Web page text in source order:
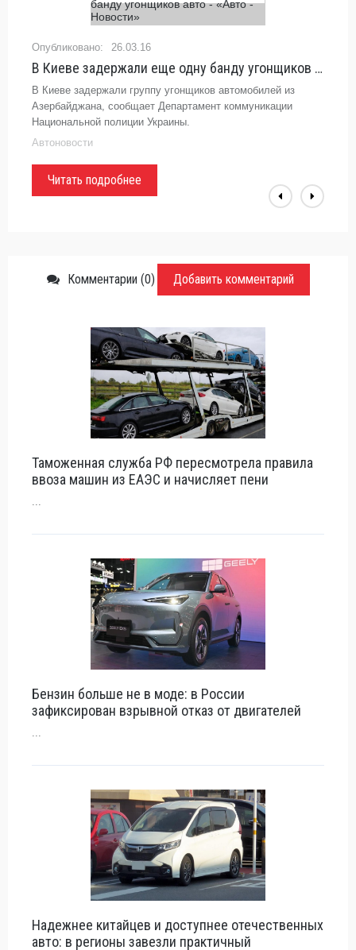
26.03.16
В Киеве задержали еще одну банду угонщиков авто - «Авто - Новости»
В Киеве задержали группу угонщиков автомобилей из
Азербайджана, сообщает Департамент коммуникации
Национальной полиции Украины.
Автоновости
Читать подробнее
Комментарии (0) Добавить комментарий
Таможенная служба РФ пересмотрела правила
ввоза машин из ЕАЭС и начисляет пени
...
Бензин больше не в моде: в России
зафиксирован взрывной отказ от двигателей
...
Надежнее китайцев и доступнее отечественных
авто: в регионы завезли практичный